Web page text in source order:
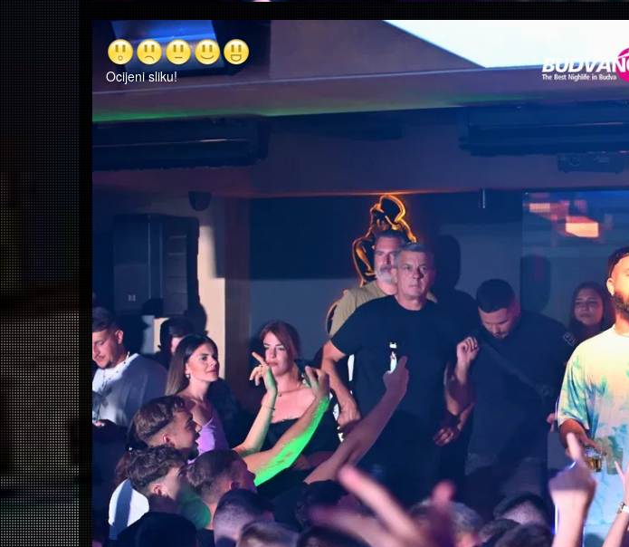
Ocijeni sliku!